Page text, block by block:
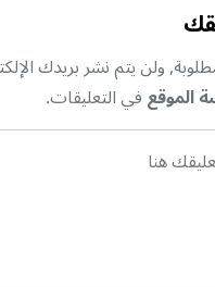
ولن يتم نشر بريدك
الموقعفي التعليقات.